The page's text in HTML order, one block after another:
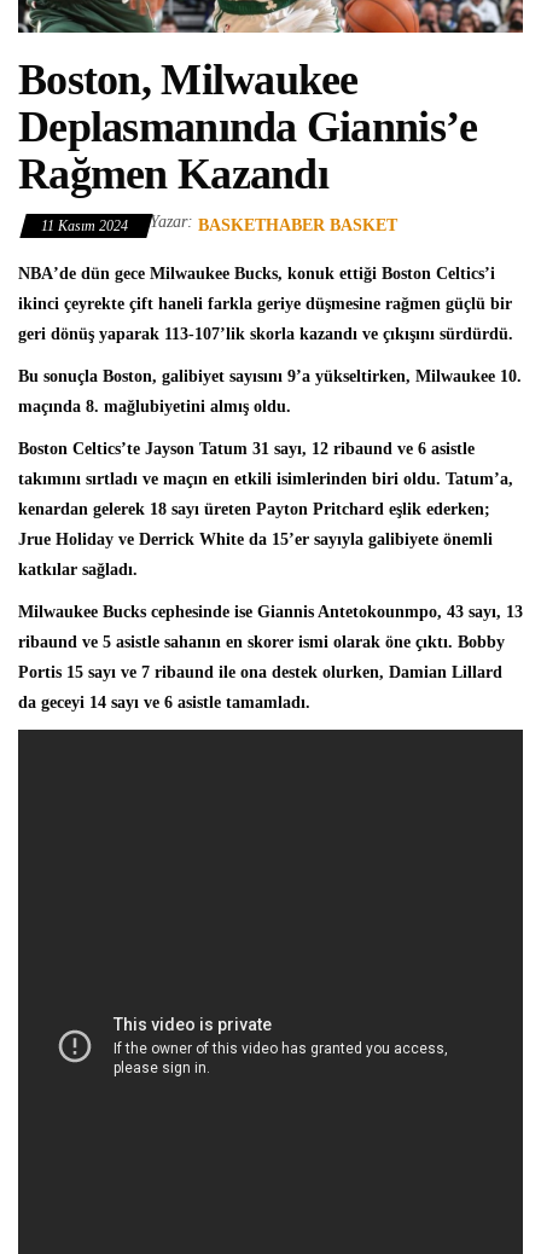
Boston, Milwaukee
Deplasmanında Giannis’e
Rağmen Kazandı
11 Kasım 2024 Yazar: BASKETHABER BASKET
NBA’de dün gece Milwaukee Bucks, konuk ettiği Boston Celtics’i
ikinci çeyrekte çift haneli farkla geriye düşmesine rağmen güçlü bir
geri dönüş yaparak 113-107’lik skorla kazandı ve çıkışını sürdürdü.
Bu sonuçla Boston, galibiyet sayısını 9’a yükseltirken, Milwaukee 10.
maçında 8. mağlubiyetini almış oldu.
Boston Celtics’te Jayson Tatum 31 sayı, 12 ribaund ve 6 asistle
takımını sırtladı ve maçın en etkili isimlerinden biri oldu. Tatum’a,
kenardan gelerek 18 sayı üreten Payton Pritchard eşlik ederken;
Jrue Holiday ve Derrick White da 15’er sayıyla galibiyete önemli
katkılar sağladı.
Milwaukee Bucks cephesinde ise Giannis Antetokounmpo, 43 sayı, 13
ribaund ve 5 asistle sahanın en skorer ismi olarak öne çıktı. Bobby
Portis 15 sayı ve 7 ribaund ile ona destek olurken, Damian Lillard
da geceyi 14 sayı ve 6 asistle tamamladı.